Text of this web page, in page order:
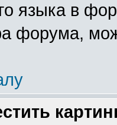
языка в
форума,